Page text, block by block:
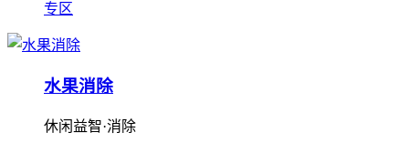
专区
水果消除
休闲益智·消除